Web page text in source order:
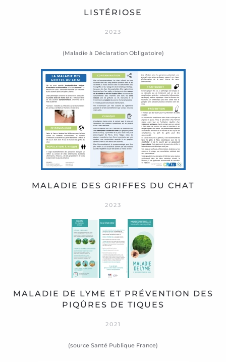
LISTÉRIOSE
2023
(Maladie à Déclaration Obligatoire)
MALADIE DES GRIFFES DU CHAT
2023
MALADIE DE LYME ET PRÉVENTION DES
PIQÛRES DE TIQUES
2021
(source Santé Publique France)